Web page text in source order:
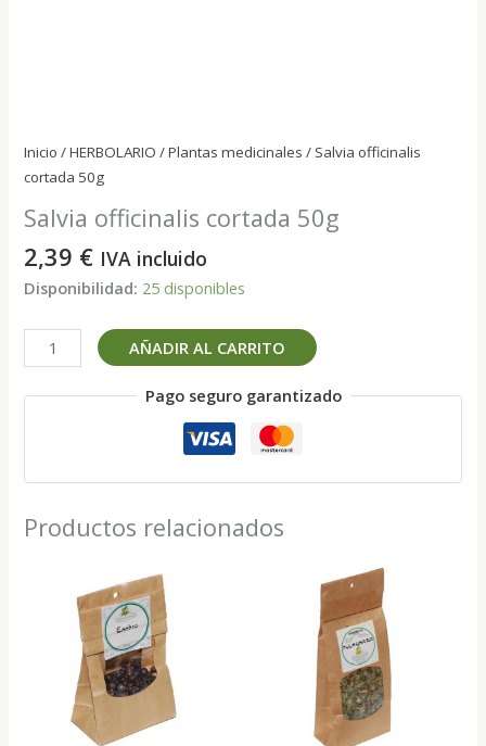
Inicio /HERBOLARIO /Plantas medicinales / Salvia officinalis
cortada 50g
Salvia officinalis cortada 50g
2,39 € IVA incluido
Disponibilidad: 25 disponibles
Salvia
officinalis
AÑADIR AL CARRITO
Pago seguro garantizado
Productos relacionados